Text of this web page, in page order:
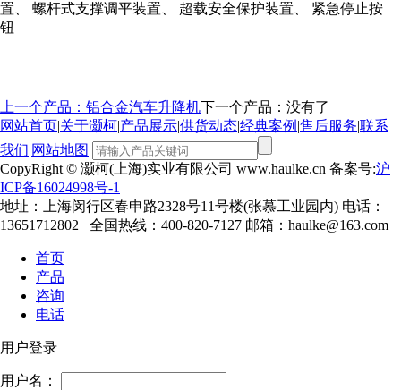
置、 螺杆式支撑调平装置、 超载安全保护装置、 紧急停止按
钮
上一个产品：铝合金汽车升降机下一个产品：没有了
网站首页|关于灏柯|产品展示|供货动态|经典案例 |售后服务|联系
我们|网站地图
CopyRight © 灏柯(上海)实业有限公司 www.haulke.cn 备案号:沪
ICP备16024998号-1
地址：上海闵行区春申路2328号11号楼(张慕工业园内) 电话：
13651712802 全国热线：400-820-7127 邮箱：haulke@163.com
首页
产品
咨询
电话
用户登录
用户名：